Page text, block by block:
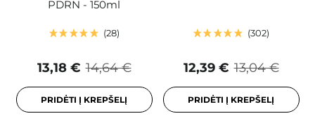
PDRN - 150ml
28
14,64 €
13,18 €
PRIDĖTI Į KREPŠELĮ
302
13,04 €
12,39 €
PRIDĖTI Į KREPŠELĮ